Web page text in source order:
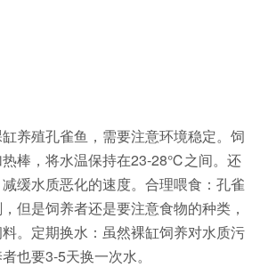
养殖孔雀鱼，需要注意环境稳定。饲
热棒，将水温保持在23-28℃之间。还
缓水质恶化的速度。合理喂食：孔雀
但是饲养者还是要注意食物的种类，
。定期换水：虽然裸缸饲养对水质污
也要3-5天换一次水。